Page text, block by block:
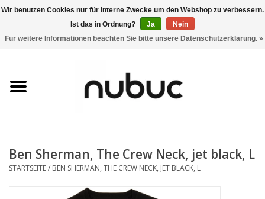
0 Artikel - CHF 0,00
Damen
Accessoires
Ben Sherman, The Crew Neck, jet black, L
STARTSEITE/ BEN SHERMAN, THE CREW NECK, JET BLACK, L
Wir benutzen Cookies nur für interne Zwecke um den Webshop zu verbessern.
Ist das in Ordnung?
Ja
Nein
Für weitere Informationen beachten Sie bitte unsere Datenschutzerklärung. »